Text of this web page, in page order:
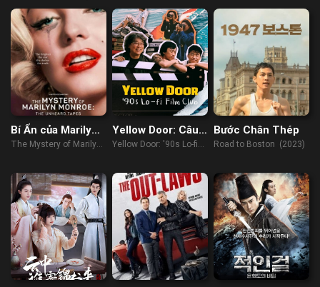
Bí Ẩn của Marilyn
Monroe: Những
The Mystery of Marilyn
Tapes (2022)
Yellow Door: Câu
Lạc Bộ Phim Hàn
Yellow Door: '90s Lo-fi
Bước Chân Thép
Road to Boston (2023)